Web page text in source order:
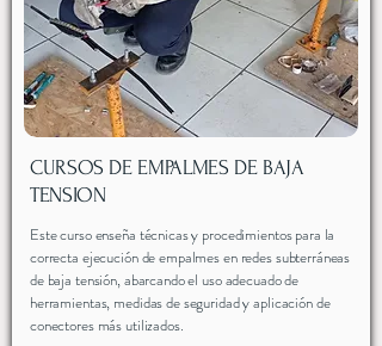
CURSOS DE EMPALMES DE BAJA
TENSION
Este curso enseña técnicas y procedimientos para la
correcta ejecución de empalmes en redes subterráneas
de baja tensión, abarcando el uso adecuado de
herramientas, medidas de seguridad y aplicación de
conectores más utilizados.